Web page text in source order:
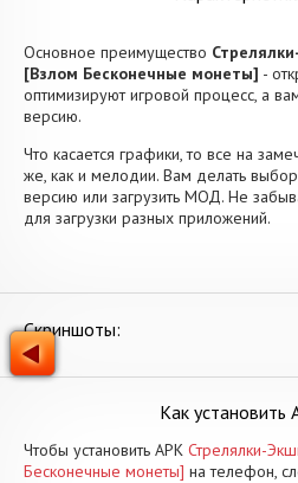
Основное преимущество
[Взлом Бесконечные монеты] -
оптимизируют игровой процесс, а
версию.
Что касается графики, то все на
же, как и мелодии. Вам делать выбор
версию или загрузить МОД. Не
для загрузки разных приложений.
Скриншоты:
Как установить
Чтобы установить APK Стрелялки-
Бесконечные монеты] на телефон,